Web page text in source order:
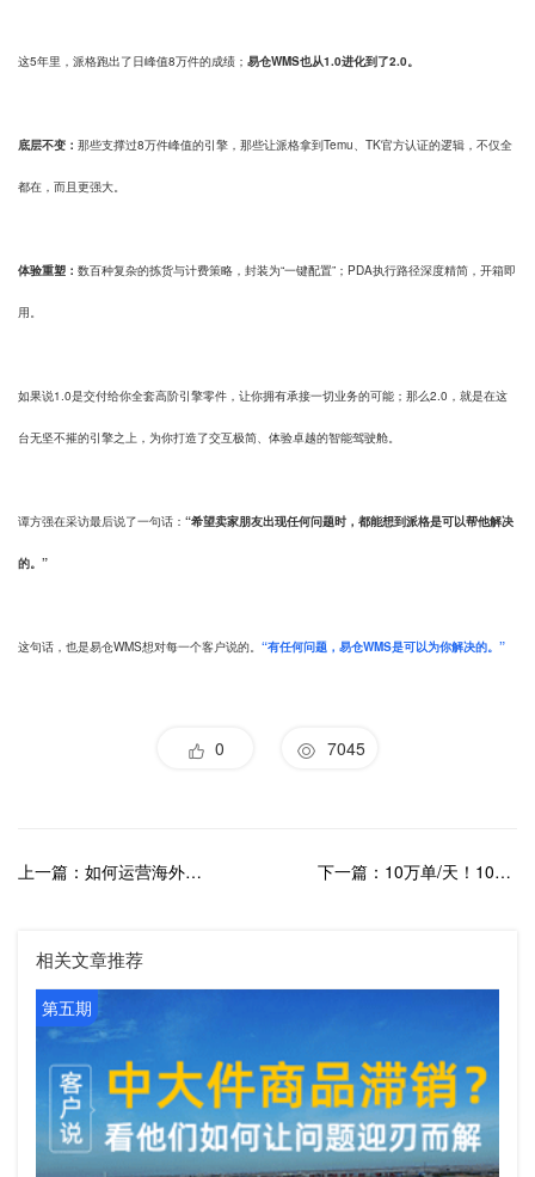
这5年里，派格跑出了日峰值8万件的成绩； 易仓WMS也从1.0进化到了2.0。
底层不变： 那些支撑过8万件峰值的引擎，那些让派格拿到Temu、TK官方认证的逻辑，不仅全
都在，而且更强大。
体验重塑： 数百种复杂的拣货与计费策略，封装为“一键配置”；PDA执行路径深度精简，开箱即
用。
如果说1.0是交付给你全套高阶引擎零件，让你拥有承接一切业务的可能；那么2.0，就是在这
台无坚不摧的引擎之上，为你打造了交互极简、体验卓越的智能驾驶舱。
谭方强在采访最后说了一句话： “希望卖家朋友出现任何问题时，都能想到派格是可以帮他解决
的。”
这句话，也是易仓WMS想对每一个客户说的。 “有任何问题，易仓WMS是可以为你解决的。”
0 7045
上一篇：如何运营海外仓？用这个方式建立仓库SOP，海外仓效率翻倍！ 下一篇：10万单/天！100%库存准确率，这家海外仓靠易仓WMS扛住峰值！
相关文章推荐
第五期